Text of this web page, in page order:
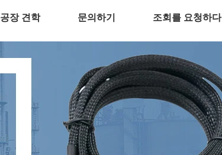
공장 견학 문의하기 조회를 요청하다